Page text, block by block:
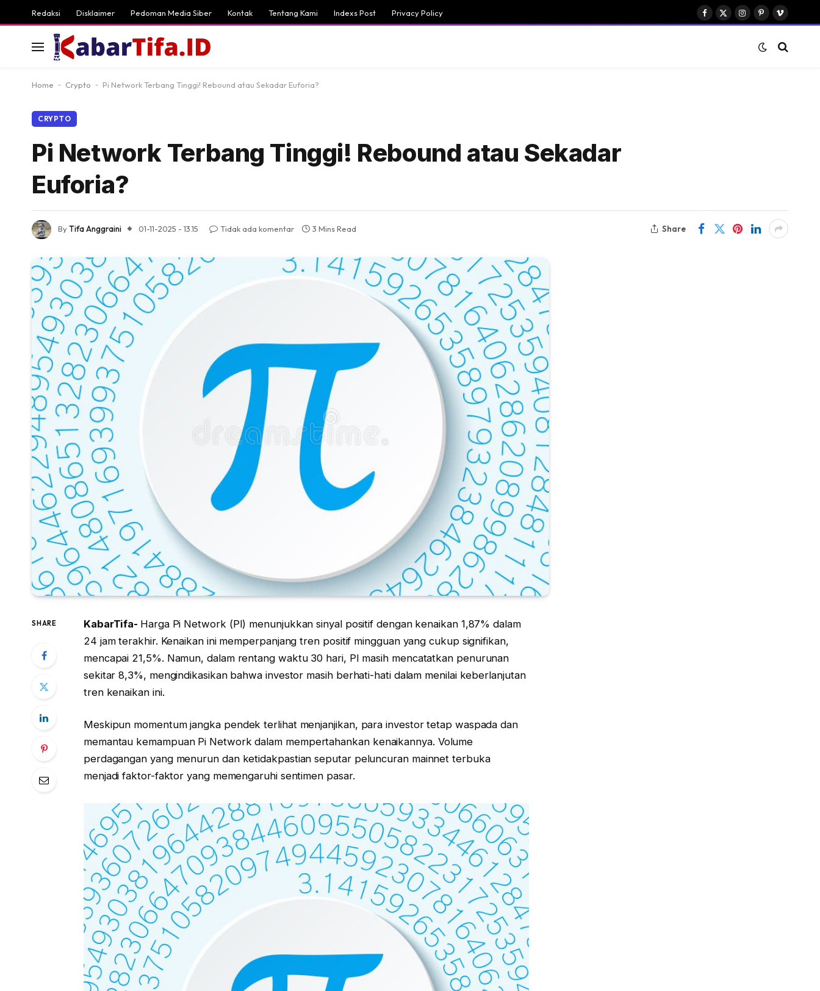
Redaksi Disklaimer Pedoman Media Siber Kontak Tentang Kami Indexs Post Privacy Policy
Facebook
X
Instagram
PinterestVimeo
Home - Crypto - Pi Network Terbang Tinggi! Rebound atau Sekadar Euforia?
CRYPTO
Pi Network Terbang Tinggi! Rebound atau Sekadar
Euforia?
ByTifa Anggraini 01-11-2025 - 13.15 Tidak ada komentar 3 Mins Read Share
SHARE KabarTifa- Harga Pi Network (PI) menunjukkan sinyal positif dengan kenaikan 1,87% dalam
24 jam terakhir. Kenaikan ini memperpanjang tren positif mingguan yang cukup signifikan,
mencapai 21,5%. Namun, dalam rentang waktu 30 hari, PI masih mencatatkan penurunan
sekitar 8,3%, mengindikasikan bahwa investor masih berhati-hati dalam menilai keberlanjutan
tren kenaikan ini.
Meskipun momentum jangka pendek terlihat menjanjikan, para investor tetap waspada dan
memantau kemampuan Pi Network dalam mempertahankan kenaikannya. Volume
perdagangan yang menurun dan ketidakpastian seputar peluncuran mainnet terbuka
menjadi faktor-faktor yang memengaruhi sentimen pasar.